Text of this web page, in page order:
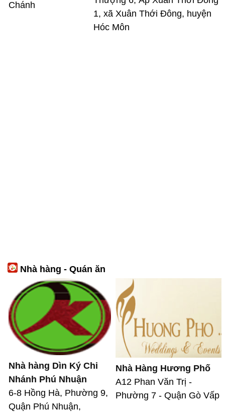
Chánh
1, xã Xuân Thới Đông, huyện
Hóc Môn
Nhà hàng - Quán ăn
Nhà hàng Dìn Ký Chi
Nhánh Phú Nhuận
6-8 Hồng Hà, Phường 9,
Quận Phú Nhuận,
Nhà Hàng Hương Phố
A12 Phan Văn Trị -
Phường 7 - Quận Gò Vấp